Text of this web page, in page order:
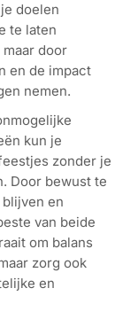
doelen
te laten
door
en de impact
nemen.
kun je
zonder je
Door bewust te
en
van beide
om balans
zorg ook
en